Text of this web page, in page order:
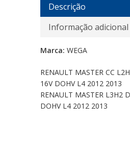
Descrição
Informação adicional
Marca: WEGA
RENAULT MASTER CC
16V DOHV L4 2012 2013
RENAULT MASTER L3H2
DOHV L4 2012 2013